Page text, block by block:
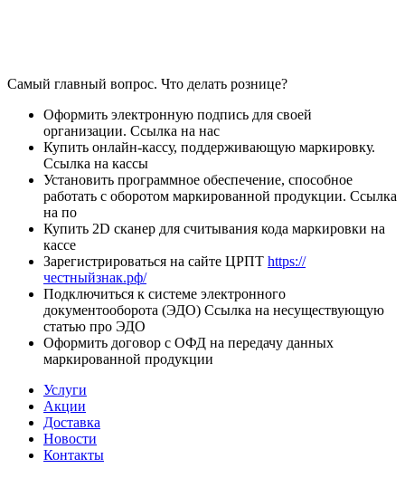
Самый главный вопрос. Что делать рознице?
Оформить электронную подпись для своей
организации. Ссылка на нас
Купить онлайн-кассу, поддерживающую маркировку.
Ссылка на кассы
Установить программное обеспечение, способное
работать с оборотом маркированной продукции. Ссылка
на по
Купить 2D сканер для считывания кода маркировки на
кассе
Зарегистрироваться на сайте ЦРПТ https://
честныйзнак.рф/
Подключиться к системе электронного
документооборота (ЭДО) Ссылка на несуществующую
статью про ЭДО
Оформить договор с ОФД на передачу данных
маркированной продукции
Услуги
Акции
Доставка
Новости
Контакты